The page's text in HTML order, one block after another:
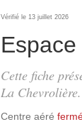
Vérifié le 13 juillet 2026
Cette fiche
La Chevrolière.
Centre aéré